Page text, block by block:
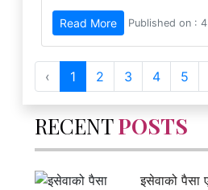
Read More Published on :
‹ 1 2 3 4 5
RECENTPOSTS
इसेवाको पैसा